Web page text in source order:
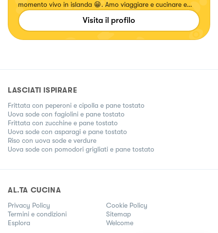
momento vivo in islanda 😁. Amo viaggiare e cucinare e
voglio trasmettere la mia passione a tutti voi.
Visita il profilo
LASCIATI ISPIRARE
Frittata con peperoni e cipolla e pane tostato
Uova sode con fagiolini e pane tostato
Frittata con zucchine e pane tostato
Uova sode con asparagi e pane tostato
Riso con uova sode e verdure
Uova sode con pomodori grigliati e pane tostato
AL.TA CUCINA
Privacy Policy
Cookie Policy
Termini e condizioni
Sitemap
Esplora
Welcome